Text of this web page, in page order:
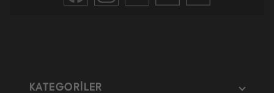
KATEGORİLER